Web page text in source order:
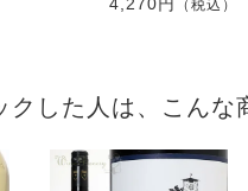
（税込）
クした人は、こんな